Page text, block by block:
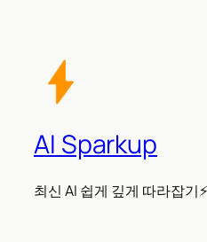
AI Sparkup
최신 AI 쉽게 깊게 따라잡기⚡